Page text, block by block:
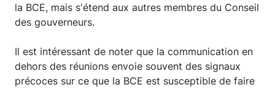
la BCE, mais s'étend aux autres membres du Conseil
des gouverneurs.
Il est intéressant de noter que la communication en
dehors des réunions envoie souvent des signaux
précoces sur ce que la BCE est susceptible de faire